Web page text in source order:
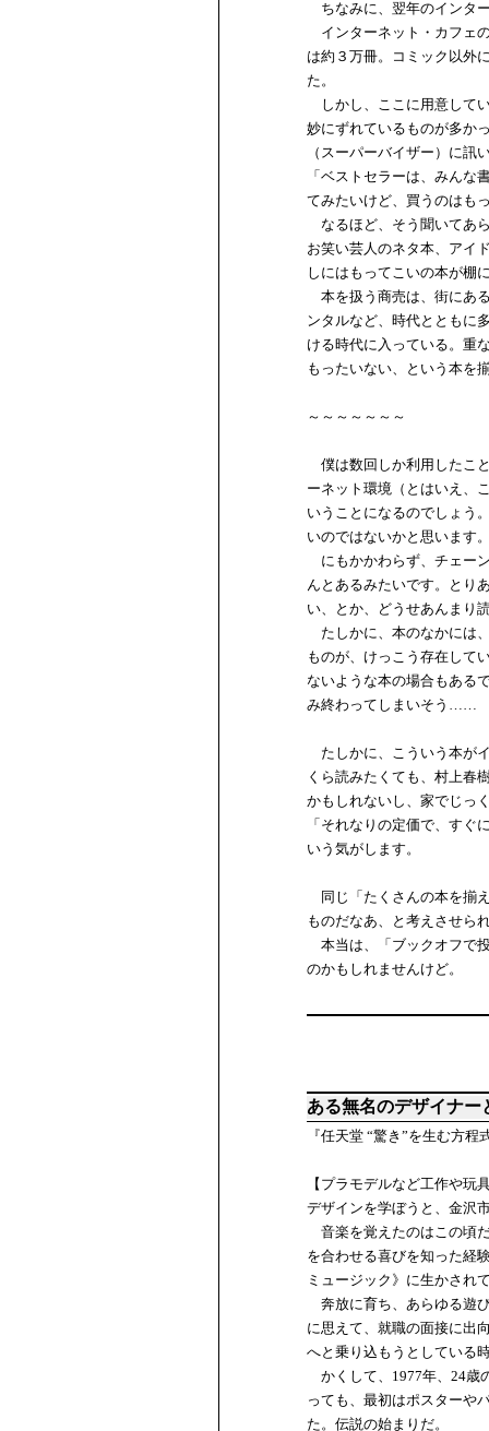
ちなみに、翌年のインタ
インターネット・カフェ
は約３万冊。コミック以外
た。
しかし、ここに用意して
妙にずれているものが多か
（スーパーバイザー）に訊
「ベストセラーは、みん
てみたいけど、買うのはも
なるほど、そう聞いてあ
お笑い芸人のネタ本、アイ
しにはもってこいの本が棚
本を扱う商売は、街にあ
ンタルなど、時代とともに
ける時代に入っている。重
もったいない、という本を
～～～～～～～
僕は数回しか利用したこ
ーネット環境（とはいえ、
いうことになるのでしょう
いのではないかと思います
にもかかわらず、チェー
んとあるみたいです。とり
い、とか、どうせあんまり
たしかに、本のなかには
ものが、けっこう存在して
ないような本の場合もある
み終わってしまいそう……
たしかに、こういう本が
くら読みたくても、村上春
かもしれないし、家でじっ
「それなりの定価で、す
いう気がします。
同じ「たくさんの本を揃
ものだなあ、と考えさせら
本当は、「ブックオフで
のかもしれませんけど。
ある無名のデザイナ
『任天堂 “驚き”を生む方
【プラモデルなど工作や
デザインを学ぼうと、金沢
音楽を覚えたのはこの頃
を合わせる喜びを知った経
ミュージック》に生かされ
奔放に育ち、あらゆる遊
に思えて、就職の面接に出
へと乗り込もうとしている
かくして、1977年、24歳
っても、最初はポスターや
た。伝説の始まりだ。